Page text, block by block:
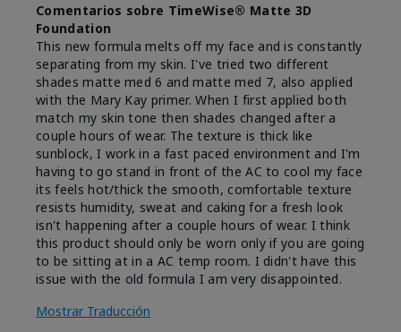
Comentarios sobre TimeWise® Matte 3D
Foundation
This new formula melts off my face and is constantly
separating from my skin. I've tried two different
shades matte med 6 and matte med 7, also applied
with the Mary Kay primer. When I first applied both
match my skin tone then shades changed after a
couple hours of wear. The texture is thick like
sunblock, I work in a fast paced environment and I'm
having to go stand in front of the AC to cool my face
its feels hot/thick the smooth, comfortable texture
resists humidity, sweat and caking for a fresh look
isn't happening after a couple hours of wear. I think
this product should only be worn only if you are going
to be sitting at in a AC temp room. I didn't have this
issue with the old formula I am very disappointed.
Mostrar Traducción